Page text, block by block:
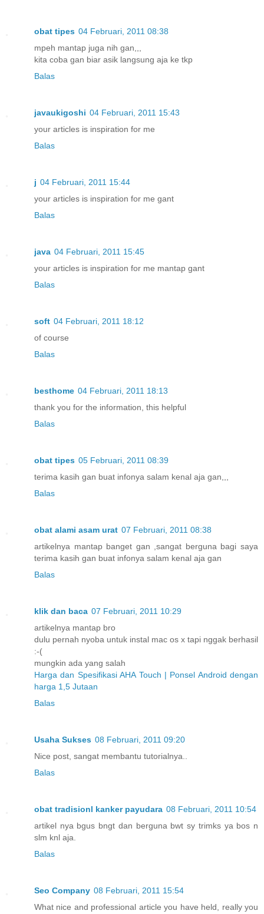
obat tipes 04 Februari, 2011 08:38
mpeh mantap juga nih gan,,,
kita coba gan biar asik langsung aja ke tkp
Balas
javaukigoshi 04 Februari, 2011 15:43
your articles is inspiration for me
Balas
j 04 Februari, 2011 15:44
your articles is inspiration for me gant
Balas
java 04 Februari, 2011 15:45
your articles is inspiration for me mantap gant
Balas
soft 04 Februari, 2011 18:12
of course
Balas
besthome 04 Februari, 2011 18:13
thank you for the information, this helpful
Balas
obat tipes 05 Februari, 2011 08:39
terima kasih gan buat infonya salam kenal aja gan,,,
Balas
obat alami asam urat 07 Februari, 2011 08:38
artikelnya mantap banget gan ,sangat berguna bagi saya
terima kasih gan buat infonya salam kenal aja gan
Balas
klik dan baca 07 Februari, 2011 10:29
artikelnya mantap bro
dulu pernah nyoba untuk instal mac os x tapi nggak berhasil
:-(
mungkin ada yang salah
Harga dan Spesifikasi AHA Touch | Ponsel Android dengan
harga 1,5 Jutaan
Balas
Usaha Sukses 08 Februari, 2011 09:20
Nice post, sangat membantu tutorialnya..
Balas
obat tradisionl kanker payudara 08 Februari, 2011 10:54
artikel nya bgus bngt dan berguna bwt sy trimks ya bos n
slm knl aja.
Balas
Seo Company 08 Februari, 2011 15:54
What nice and professional article you have held, really you